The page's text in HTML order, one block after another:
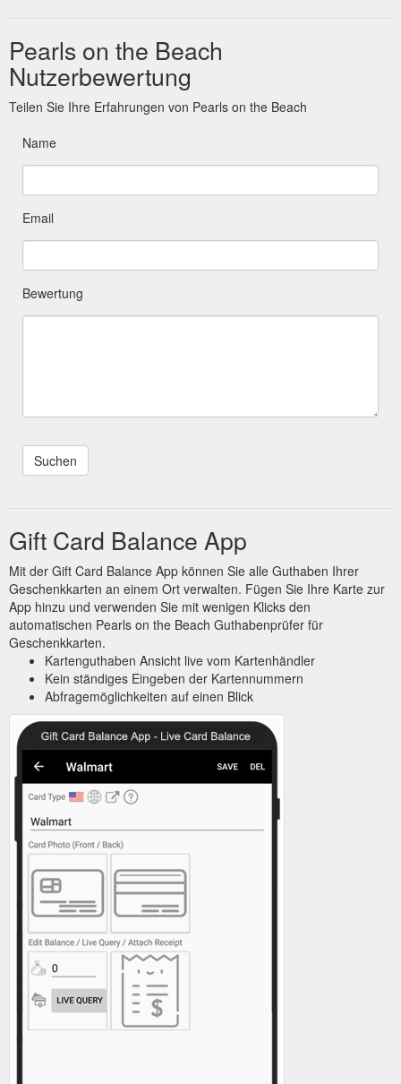
Pearls on the Beach
Nutzerbewertung
Teilen Sie Ihre Erfahrungen von Pearls on the Beach
Name
Email
Bewertung
Gift Card Balance App
Mit der Gift Card Balance App können Sie alle Guthaben Ihrer
Geschenkkarten an einem Ort verwalten. Fügen Sie Ihre Karte zur
App hinzu und verwenden Sie mit wenigen Klicks den
automatischen Pearls on the Beach Guthabenprüfer für
Geschenkkarten.
Kartenguthaben Ansicht live vom Kartenhändler
Kein ständiges Eingeben der Kartennummern
Abfragemöglichkeiten auf einen Blick